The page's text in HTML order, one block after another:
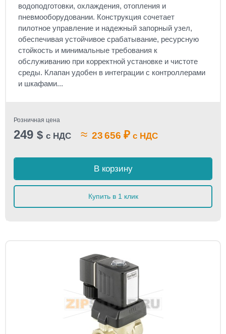
водоподготовки, охлаждения, отопления и
пневмооборудовании. Конструкция сочетает
пилотное управление и надежный запорный узел,
обеспечивая устойчивое срабатывание, ресурсную
стойкость и минимальные требования к
обслуживанию при корректной установке и чистоте
среды. Клапан удобен в интеграции с контроллерами
и шкафами...
Розничная цена
249 $ с НДС ≈ 23 656 ₽ с НДС
В корзину
Купить в 1 клик